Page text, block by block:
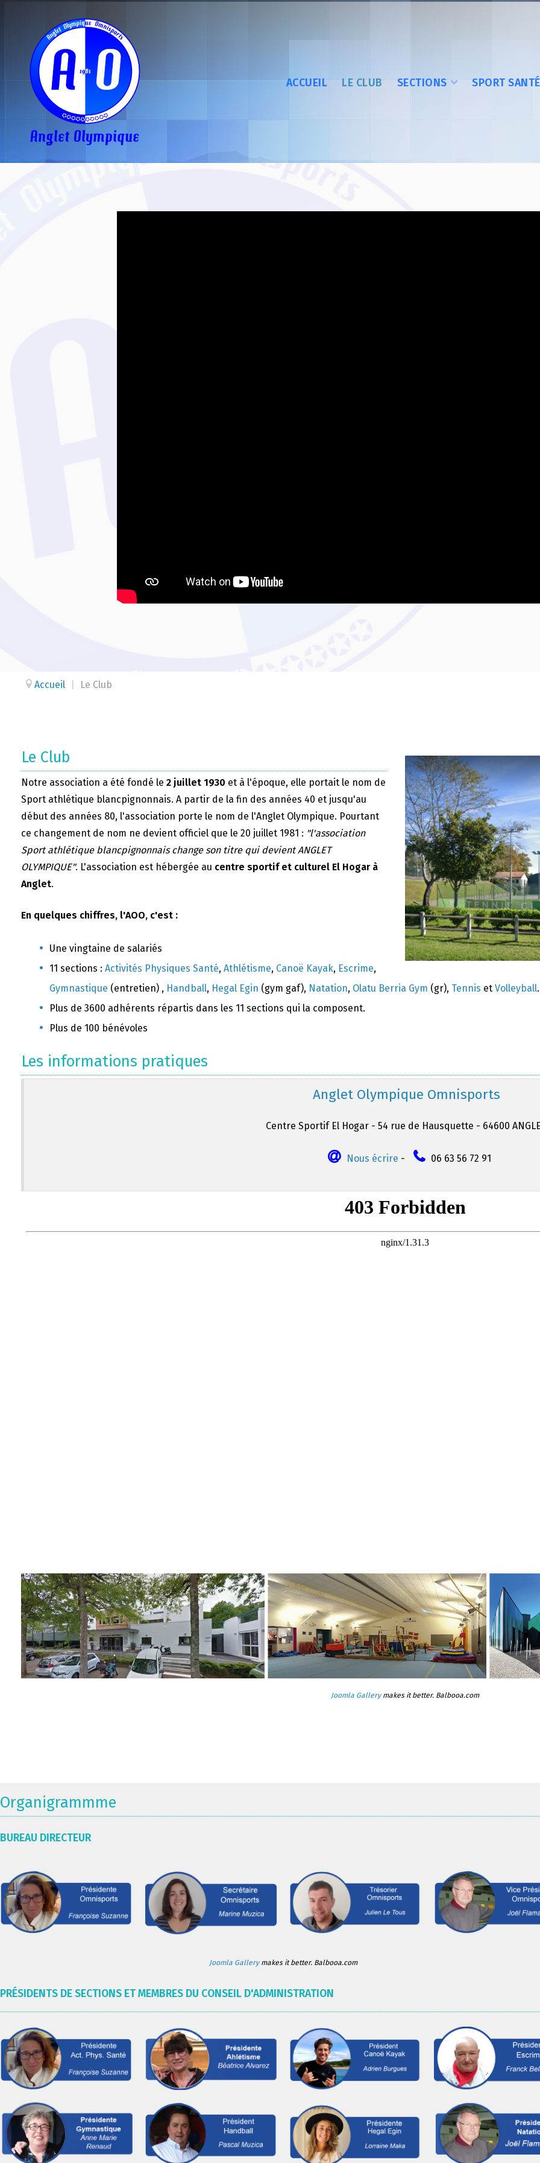
ACCUEIL LE CLUB SECTIONS SPORT SANTÉ
Accueil Le Club
Le Club
Notre association a été fondé le 2 juillet 1930 et à l'époque, elle portait le nom de
Sport athlétique blancpignonnais. A partir de la fin des années 40 et jusqu'au
début des années 80, l'association porte le nom de l'Anglet Olympique. Pourtant
ce changement de nom ne devient officiel que le 20 juillet 1981 : "l'association
Sport athlétique blancpignonnais change son titre qui devient ANGLET
OLYMPIQUE". L'association est hébergée au centre sportif et culturel El Hogar à
Anglet.
En quelques chiffres, l'AOO, c'est :
Une vingtaine de salariés
11 sections : Activités Physiques Santé, Athlétisme, Canoë Kayak, Escrime,
Gymnastique (entretien) , Handball, Hegal Egin (gym gaf), Natation, Olatu Berria Gym (gr), Tennis et Volleyball.
Plus de 3600 adhérents répartis dans les 11 sections qui la composent.
Plus de 100 bénévoles
Les informations pratiques
Anglet Olympique Omnisports
Centre Sportif El Hogar - 54 rue de Hausquette - 64600
Nous écrire - 06 63 56 72 91
Joomla Gallerymakes it better. Balbooa.com
Organigrammme
BUREAU DIRECTEUR
Joomla Gallerymakes it better. Balbooa.com
PRÉSIDENTS DE SECTIONS ET MEMBRES DU CONSEIL D'ADMINISTRATION